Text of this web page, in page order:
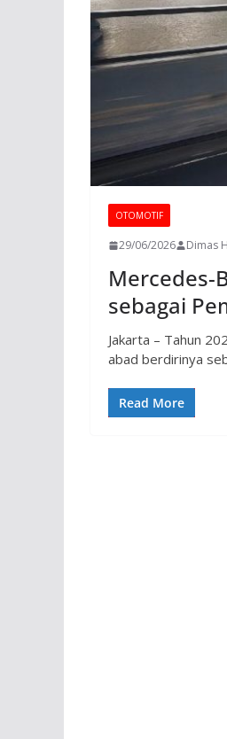
OTOMOTIF
29/06/2026 Dimas
Mercedes-
sebagai
Jakarta – Tahun
abad berdirinya
Read More